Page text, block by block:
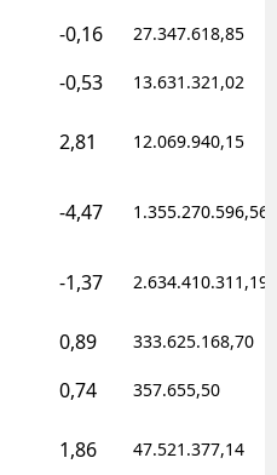
-0,16 27.347.618,85
-0,53 13.631.321,02
2,81 12.069.940,15
-4,47 1.355.270.596,56
-1,37 2.634.410.311,19
0,89 333.625.168,70
0,74 357.655,50
1,86 47.521.377,14